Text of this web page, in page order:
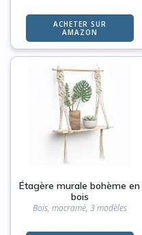
ACHETER SUR
AMAZON
Étagère murale bohème en
bois
Bois, macramé, 3 modèles